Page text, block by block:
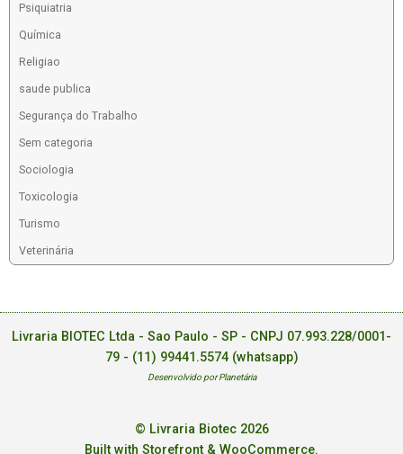
Psiquiatria
Química
Religiao
saude publica
Segurança do Trabalho
Sem categoria
Sociologia
Toxicologia
Turismo
Veterinária
Livraria BIOTEC Ltda - Sao Paulo - SP - CNPJ 07.993.228/0001-
79 - (11) 99441.5574 (whatsapp)
Desenvolvido por Planetária
© Livraria Biotec 2026
Built with Storefront & WooCommerce.